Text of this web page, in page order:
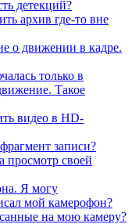
детекций?
архив где-то вне
о движении в кадре.
только в
Такое
видео в HD-
записи?
просмотр своей
Я могу
мой камерофон?
на мою камеру?